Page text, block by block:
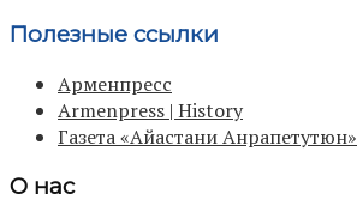
Полезные ссылки
Арменпресс
Armenpress | History
Газета «Айастани Анрапетутюн»
О нас